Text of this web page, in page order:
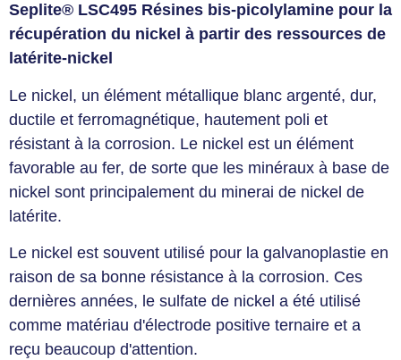
Seplite® LSC495 Résines bis-picolylamine pour la
récupération du nickel à partir des ressources de
latérite-nickel
Le nickel, un élément métallique blanc argenté, dur,
ductile et ferromagnétique, hautement poli et
résistant à la corrosion. Le nickel est un élément
favorable au fer, de sorte que les minéraux à base de
nickel sont principalement du minerai de nickel de
latérite.
Le nickel est souvent utilisé pour la galvanoplastie en
raison de sa bonne résistance à la corrosion. Ces
dernières années, le sulfate de nickel a été utilisé
comme matériau d'électrode positive ternaire et a
reçu beaucoup d'attention.